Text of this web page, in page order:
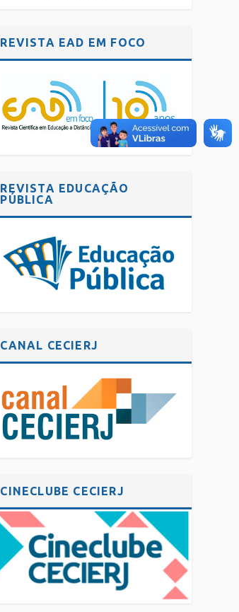
REVISTA EAD EM FOCO
REVISTA EDUCAÇÃO
PÚBLICA
CANAL CECIERJ
CINECLUBE CECIERJ